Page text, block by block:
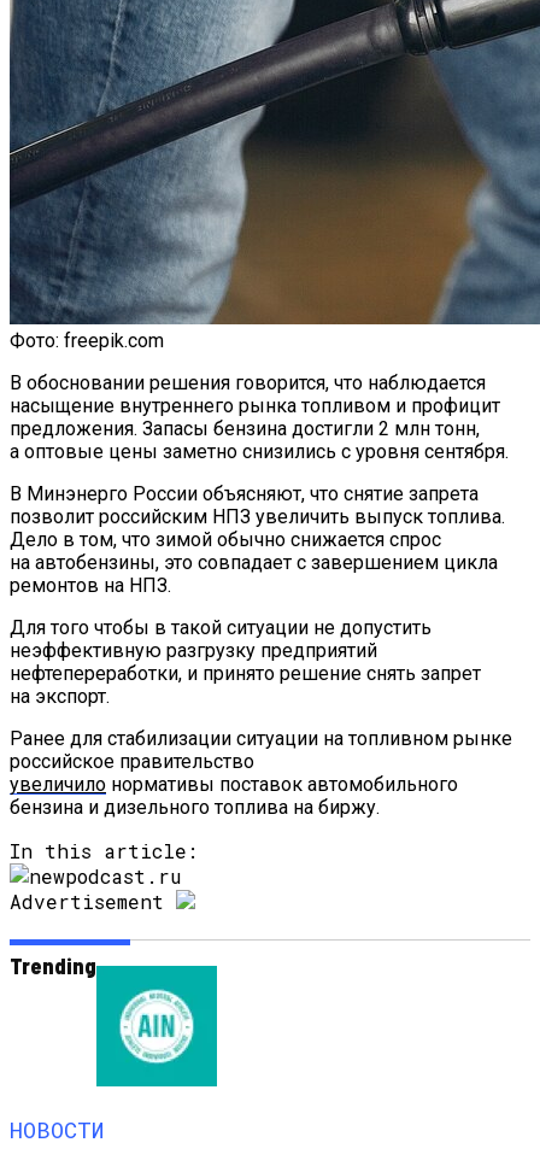
Как Мы Худеем: 8 Этапов Похудения У
Мужчин И Женщин
Фото: freepik.com
В обосновании решения говорится, что наблюдается
насыщение внутреннего рынка топливом и профицит
предложения. Запасы бензина достигли 2 млн тонн,
а оптовые цены заметно снизились с уровня сентября.
В Минэнерго России объясняют, что снятие запрета
позволит российским НПЗ увеличить выпуск топлива.
Дело в том, что зимой обычно снижается спрос
на автобензины, это совпадает с завершением цикла
ремонтов на НПЗ.
Для того чтобы в такой ситуации не допустить
неэффективную разгрузку предприятий
нефтепереработки, и принято решение снять запрет
на экспорт.
Ранее для стабилизации ситуации на топливном рынке
российское правительство
увеличило нормативы поставок автомобильного
бензина и дизельного топлива на биржу.
In this article:
Advertisement
Trending
НОВОСТИ